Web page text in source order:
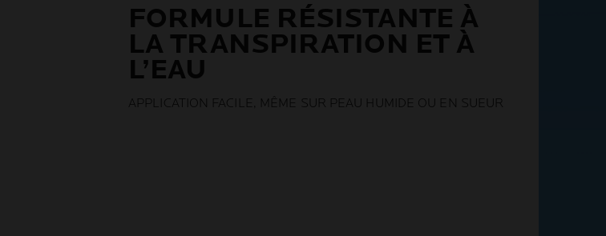
FORMULE RÉSISTANTE À
LA TRANSPIRATION ET À
L’EAU
APPLICATION FACILE, MÊME SUR PEAU HUMIDE OU EN SUEUR